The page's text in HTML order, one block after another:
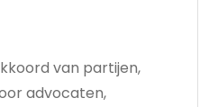
van partijen,
advocaten,